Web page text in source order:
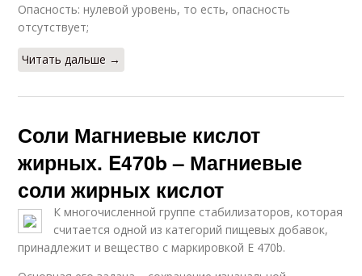
Опасность: нулевой уровень, то есть, опасность
отсутствует;
Читать дальше →
Соли Магниевые кислот
жирных. E470b – Магниевые
соли жирных кислот
К многочисленной группе стабилизаторов, которая
считается одной из категорий пищевых добавок,
принадлежит и вещество с маркировкой Е 470b.